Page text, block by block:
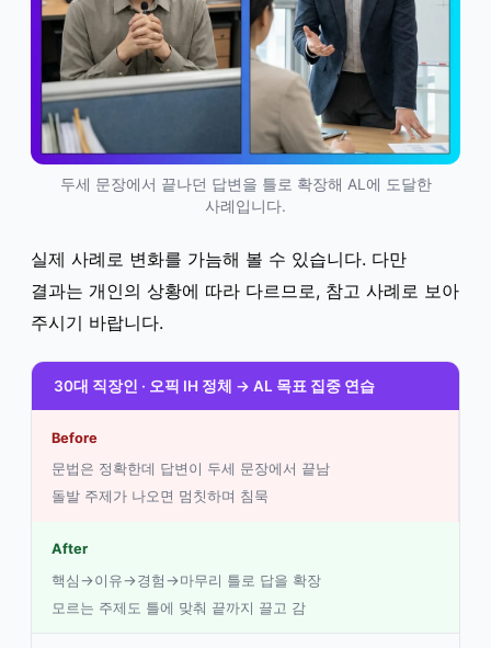
두세 문장에서 끝나던 답변을 틀로 확장해 AL에 도달한
사례입니다.
실제 사례로 변화를 가늠해 볼 수 있습니다. 다만
결과는 개인의 상황에 따라 다르므로, 참고 사례로 보아
주시기 바랍니다.
30대 직장인 · 오픽 IH 정체 → AL 목표 집중 연습
Before
문법은 정확한데 답변이 두세 문장에서 끝남
돌발 주제가 나오면 멈칫하며 침묵
After
핵심→이유→경험→마무리 틀로 답을 확장
모르는 주제도 틀에 맞춰 끝까지 끌고 감